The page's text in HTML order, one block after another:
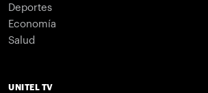
Deportes
Economía
Salud
UNITEL TV